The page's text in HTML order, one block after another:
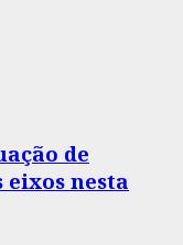
de
eixos nesta